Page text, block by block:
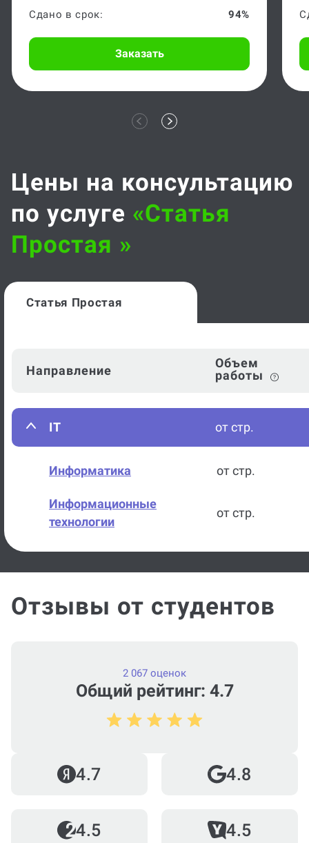
Сдано в срок:
94%
Заказать
Цены на консультацию
по услуге «статья
Простая »
Статья Простая
Направление
Объем
работы
IT от стр.
Информатика от стр.
Информационные
технологии
от стр.
Отзывы от студентов
Общий рейтинг: 4.7
2 067 оценок
4.7 4.8
4.5 4.5